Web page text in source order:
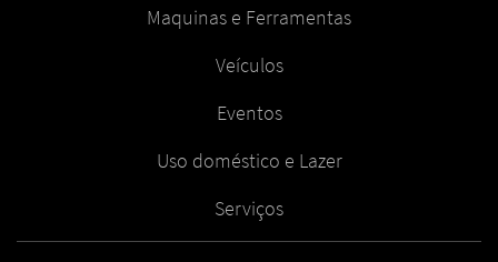
Maquinas e Ferramentas
Veículos
Eventos
Uso doméstico e Lazer
Serviços